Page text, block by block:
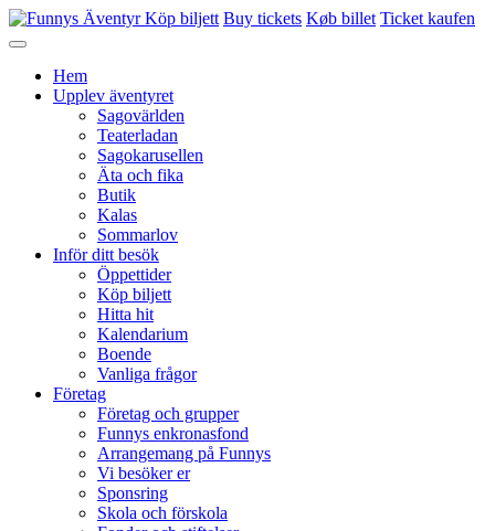
Köp biljett Buy tickets Køb billet Ticket kaufen
Hem
Upplev äventyret
Sagovärlden
Teaterladan
Sagokarusellen
Äta och fika
Butik
Kalas
Sommarlov
Inför ditt besök
Öppettider
Köp biljett
Hitta hit
Kalendarium
Boende
Vanliga frågor
Företag
Företag och grupper
Funnys enkronasfond
Arrangemang på Funnys
Vi besöker er
Sponsring
Skola och förskola